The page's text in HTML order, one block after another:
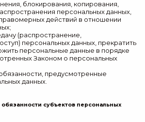
блокирования, копирования,
персональных данных,
действий в отношении
(распространение,
персональных данных, прекратить
персональные данные в порядке
Законом о персональных
предусмотренные
данных.
субъектов персональных